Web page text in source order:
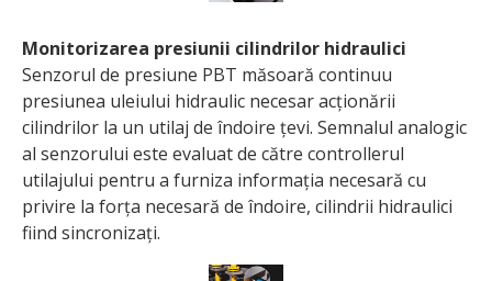
Monitorizarea presiunii cilindrilor hidraulici
Senzorul de presiune PBT măsoară continuu
presiunea uleiului hidraulic necesar acționării
cilindrilor la un utilaj de îndoire țevi. Semnalul analogic
al senzorului este evaluat de către controllerul
utilajului pentru a furniza informația necesară cu
privire la forța necesară de îndoire, cilindrii hidraulici
fiind sincronizați.